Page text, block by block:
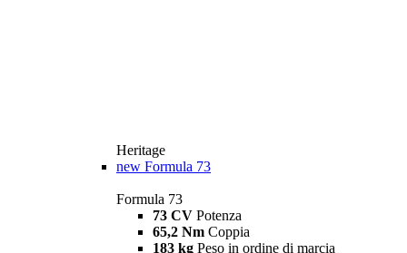
Heritage
new Formula 73
Formula 73
73 CV Potenza
65,2 Nm Coppia
183 kg Peso in ordine di marcia